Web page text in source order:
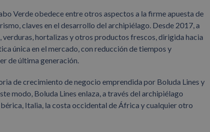
Verde obedece entre otros aspectos a la firme apuesta de
claves en el desarrollo del archipiélago. Desde 2017, a
hortalizas y otros productos frescos, dirigida hacia
única en el mercado, con reducción de tiempos y
de última generación.
de crecimiento de negocio emprendida por Boluda Lines y
modo, Boluda Lines enlaza, a través del archipiélago
Italia, la costa occidental de África y cualquier otro